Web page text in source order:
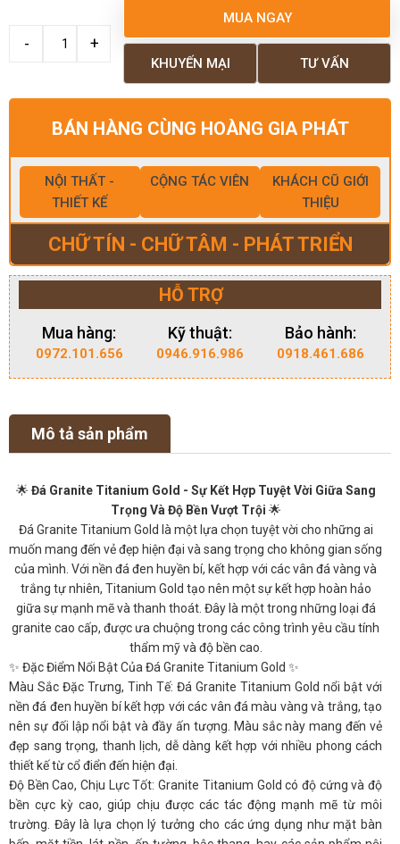
MUA NGAY
TƯ VẤN
KHUYẾN MẠI
BÁN HÀNG CÙNG HOÀNG GIA PHÁT
NỘI THẤT -
THIẾT KẾ
CỘNG TÁC VIÊN
KHÁCH CŨ GIỚI
THIỆU
CHỮ TÍN - CHỮ TÂM - PHÁT TRIỂN
HỖ TRỢ
Mua hàng:
0972.101.656
Kỹ thuật:
0946.916.986
Bảo hành:
0918.461.686
Mô tả sản phẩm
🌟 Đá Granite Titanium Gold - Sự Kết Hợp Tuyệt Vời Giữa Sang
Trọng Và Độ Bền Vượt Trội 🌟
Đá Granite Titanium Gold là một lựa chọn tuyệt vời cho những ai
muốn mang đến vẻ đẹp hiện đại và sang trọng cho không gian sống
của mình. Với nền đá đen huyền bí, kết hợp với các vân đá vàng và
trắng tự nhiên, Titanium Gold tạo nên một sự kết hợp hoàn hảo
giữa sự mạnh mẽ và thanh thoát. Đây là một trong những loại đá
granite cao cấp, được ưa chuộng trong các công trình yêu cầu tính
thẩm mỹ và độ bền cao.
✨ Đặc Điểm Nổi Bật Của Đá Granite Titanium Gold ✨
Màu Sắc Đặc Trưng, Tinh Tế: Đá Granite Titanium Gold nổi bật với
nền đá đen huyền bí kết hợp với các vân đá màu vàng và trắng, tạo
nên sự đối lập nổi bật và đầy ấn tượng. Màu sắc này mang đến vẻ
đẹp sang trọng, thanh lịch, dễ dàng kết hợp với nhiều phong cách
thiết kế từ cổ điển đến hiện đại.
Độ Bền Cao, Chịu Lực Tốt: Granite Titanium Gold có độ cứng và độ
bền cực kỳ cao, giúp chịu được các tác động mạnh mẽ từ môi
trường. Đây là lựa chọn lý tưởng cho các ứng dụng như mặt bàn